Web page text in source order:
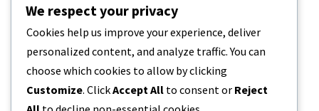
kann auf…
5 MINUTEN LESEZEIT 17. DEZEMBER 2023
We respect your privacy
Cookies help us improve your experience, deliver
personalized content, and analyze traffic. You can
choose which cookies to allow by clicking
Customize. ClickAccept All to consent or Reject